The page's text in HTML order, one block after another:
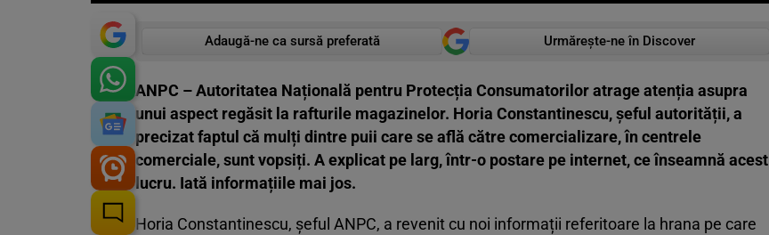
Adaugă-ne ca sursă preferată Urmărește-ne în Discover
ANPC – Autoritatea Națională pentru Protecția Consumatorilor atrage atenția asupra
unui aspect regăsit la rafturile magazinelor. Horia Constantinescu, șeful autorității, a
precizat faptul că mulți dintre puii care se află către comercializare, în centrele
comerciale, sunt vopsiți. A explicat pe larg, într-o postare pe internet, ce înseamnă acest
lucru. Iată informațiile mai jos.
Horia Constantinescu, șeful ANPC, a revenit cu noi informații referitoare la hrana pe care